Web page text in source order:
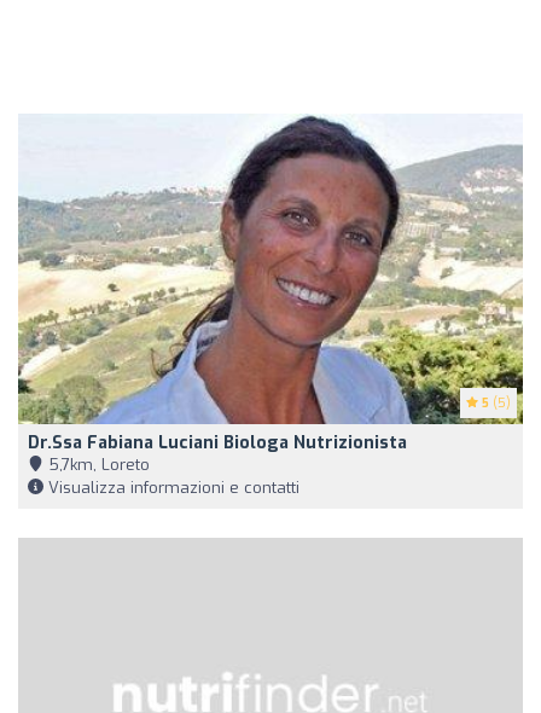
5 (5)
Dr.ssa Fabiana Luciani Biologa Nutrizionista
5,7km, Loreto
Visualizza informazioni e contatti